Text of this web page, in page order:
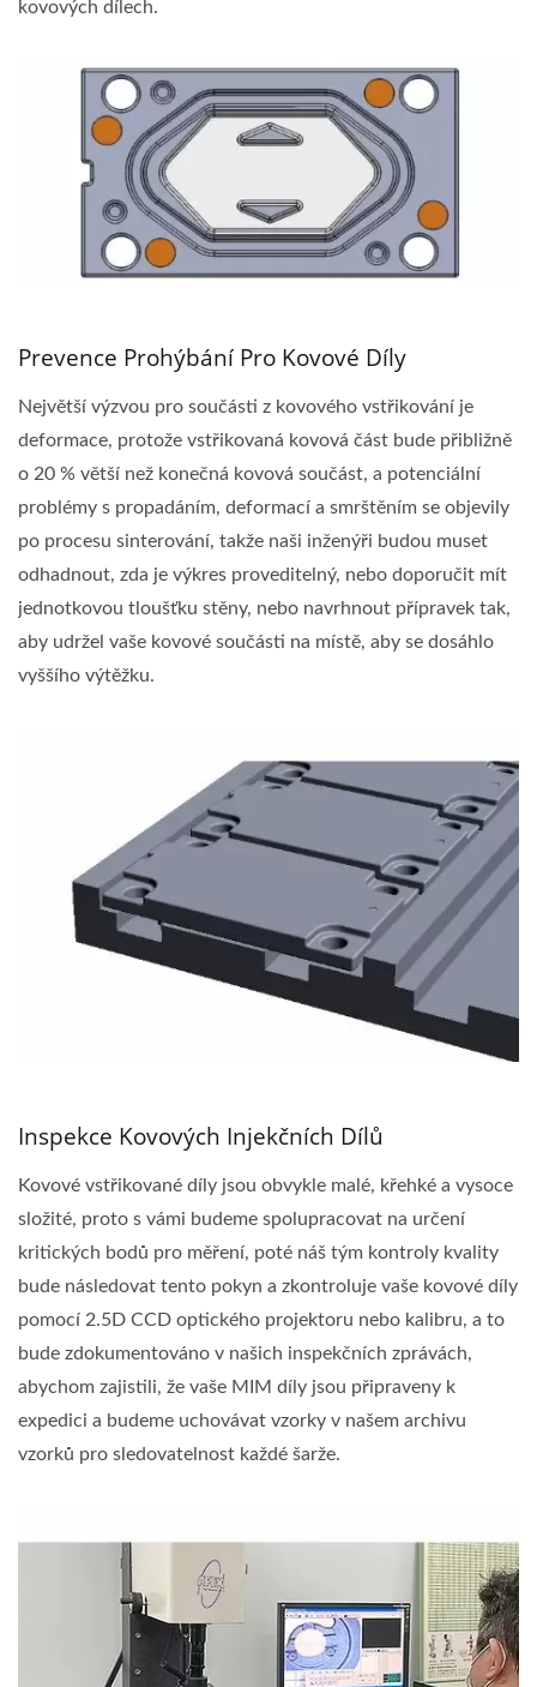
kovových dílech.
Prevence Prohýbání Pro Kovové Díly
Největší výzvou pro součásti z kovového vstřikování je
deformace, protože vstřikovaná kovová část bude přibližně
o 20 % větší než konečná kovová součást, a potenciální
problémy s propadáním, deformací a smrštěním se objevily
po procesu sinterování, takže naši inženýři budou muset
odhadnout, zda je výkres proveditelný, nebo doporučit mít
jednotkovou tloušťku stěny, nebo navrhnout přípravek tak,
aby udržel vaše kovové součásti na místě, aby se dosáhlo
vyššího výtěžku.
Inspekce Kovových Injekčních Dílů
Kovové vstřikované díly jsou obvykle malé, křehké a vysoce
složité, proto s vámi budeme spolupracovat na určení
kritických bodů pro měření, poté náš tým kontroly kvality
bude následovat tento pokyn a zkontroluje vaše kovové díly
pomocí 2.5D CCD optického projektoru nebo kalibru, a to
bude zdokumentováno v našich inspekčních zprávách,
abychom zajistili, že vaše MIM díly jsou připraveny k
expedici a budeme uchovávat vzorky v našem archivu
vzorků pro sledovatelnost každé šarže.